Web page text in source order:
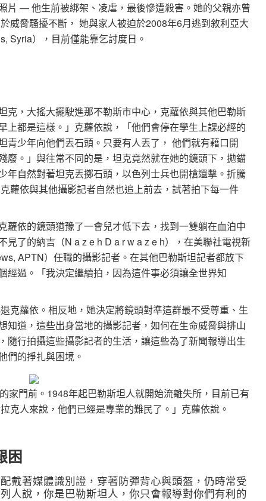
片 — 他生前被綁架、凌虐，最後慘遭殺害。她的父親亦曾
威脅騷擾不斷， 她與家人被迫於2008年6月逃到敘利亞大
Syria），目前僅能靠乞討度日。
克，大搖大擺駛進那不勒斯市中心，克蘿依與其他巴勒斯
上都是這樣。」克蘿依說，「他們會停在學生上課必經的
青少年向他們丟石頭。只要有人丟了， 他們就有藉口開
廢。」與往常不同的是，坦克竟然就在她的鏡頭下，拋錨
年自然對著坦克丟擲石頭，以色列士兵也開槍還擊。折騰
蘿依與其他攝影記者自然也追上前去，試著拍下每一件
蘿依的鏡頭猶豫了一會兒才低下去，找到一雙躺在血泊中
見了的納吉（N a z e h D a r w a z e h），在美聯社電視新
APTN）任職的攝影記者。在其他巴勒斯坦記者都放下
經過。「我決定繼續拍，因為這件事必須讓全世界知
克蘿依。相反地，她決定將鏡頭對準這群最不受尊重、生
知道，這些出身當地的攝影記者，如何在生命威脅與排山
隨行拍攝這些攝影記者的生活，讓這些為了新聞報導出生
們的掙扎與困境。
家門前。1948年起巴勒斯坦人就開始流離失所，目前已有
克人來說，他們已經是專業的難民了。」克蘿依說。
困
戴著媒體識別證，穿著防彈背心與頭盔，仍時常受
人說，你是巴勒斯坦人，你只會報導對你們有利的